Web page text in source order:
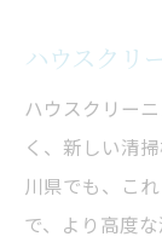
ン
地域
掃除
地
ェク
ハウスクリ
ハウスクリー
く、新しい清
川県でも、こ
で、より高度